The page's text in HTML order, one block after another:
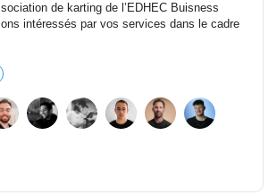
de karting de l’EDHEC Buisness
intéressés par vos services dans le cadre